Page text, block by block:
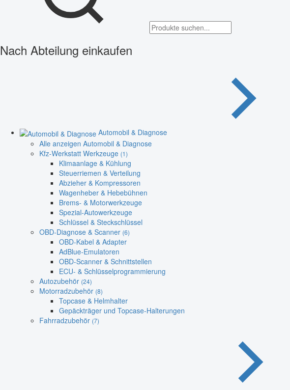
Nach Abteilung einkaufen
Automobil & Diagnose
Alle anzeigen Automobil & Diagnose
Kfz-Werkstatt Werkzeuge (1)
Klimaanlage & Kühlung
Steuerriemen & Verteilung
Abzieher & Kompressoren
Wagenheber & Hebebühnen
Brems- & Motorwerkzeuge
Spezial-Autowerkzeuge
Schlüssel & Steckschlüssel
OBD-Diagnose & Scanner (6)
OBD-Kabel & Adapter
AdBlue-Emulatoren
OBD-Scanner & Schnittstellen
ECU- & Schlüsselprogrammierung
Autozubehör (24)
Motorradzubehör (8)
Topcase & Helmhalter
Gepäckträger und Topcase-Halterungen
Fahrradzubehör (7)